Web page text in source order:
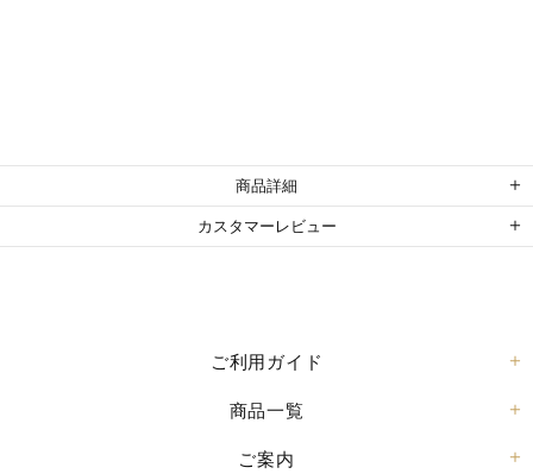
商品詳細
カスタマーレビュー
ご利用ガイド
商品一覧
ご案内